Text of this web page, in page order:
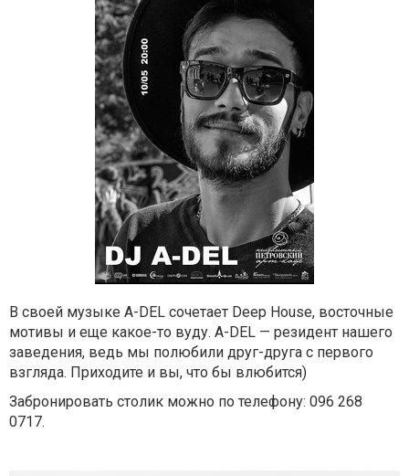
В своей музыке A-DEL сочетает Deep House, восточные
мотивы и еще какое-то вуду. A-DEL — резидент нашего
заведения, ведь мы полюбили друг-друга с первого
взгляда. Приходите и вы, что бы влюбится)
Забронировать столик можно по телефону: 096 268
0717.